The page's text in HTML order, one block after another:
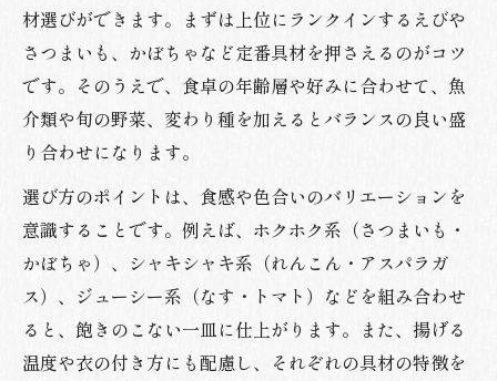
材選びができます。まずは上位にランクインするえびや
さつまいも、かぼちゃなど定番具材を押さえるのがコツ
です。そのうえで、食卓の年齢層や好みに合わせて、魚
介類や旬の野菜、変わり種を加えるとバランスの良い盛
り合わせになります。
選び方のポイントは、食感や色合いのバリエーションを
意識することです。例えば、ホクホク系（さつまいも・
かぼちゃ）、シャキシャキ系（れんこん・アスパラガ
ス）、ジューシー系（なす・トマト）などを組み合わせ
ると、飽きのこない一皿に仕上がります。また、揚げる
温度や衣の付き方にも配慮し、それぞれの具材の特徴を